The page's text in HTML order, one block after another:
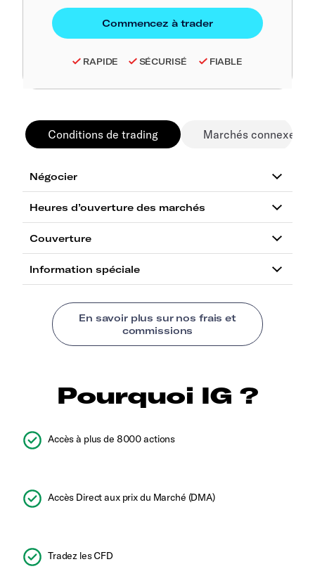
RAPIDE SÉCURISÉ FIABLE
Conditions de trading Marchés connexes
Pourquoi IG ?
Accès à plus de 8000 actions
Accès Direct aux prix du Marché (DMA)
Tradez les CFD